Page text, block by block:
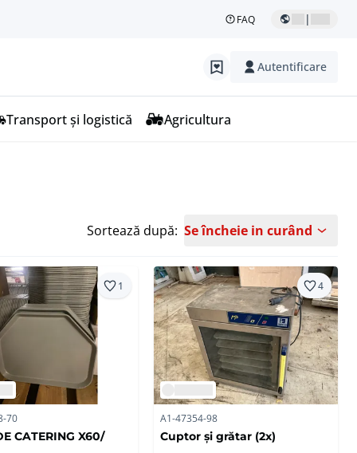
FAQ |
Autentificare
Transport și logistică Agricultura
Sortează după: Se încheie in curând
1
70
CATERING X60/
4
A1-47354-98
Cuptor și grătar (2x)